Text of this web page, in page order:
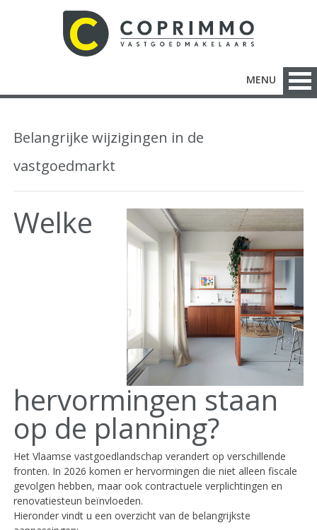
MENU
Belangrijke wijzigingen in de
vastgoedmarkt
Welke
hervormingen staan
op de planning?
Het Vlaamse vastgoedlandschap verandert op verschillende
fronten. In 2026 komen er hervormingen die niet alleen fiscale
gevolgen hebben, maar ook contractuele verplichtingen en
renovatiesteun beïnvloeden.
Hieronder vindt u een overzicht van de belangrijkste